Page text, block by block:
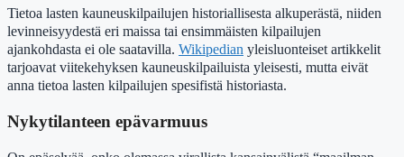
Tietoa lasten kauneuskilpailujen historiallisesta alkuperästä, niiden
levinneisyydestä eri maissa tai ensimmäisten kilpailujen
ajankohdasta ei ole saatavilla. Wikipedian yleisluonteiset artikkelit
tarjoavat viitekehyksen kauneuskilpailuista yleisesti, mutta eivät
anna tietoa lasten kilpailujen spesifistä historiasta.
Nykytilanteen epävarmuus